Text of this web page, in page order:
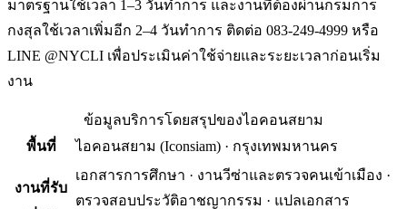
มาตรฐานใช้เวลา 1–3 วันทำการ และงานที่ต้องผ่านกรมการ
กงสุลใช้เวลาเพิ่มอีก 2–4 วันทำการ ติดต่อ 083-249-4999 หรือ
LINE @NYCLI เพื่อประเมินค่าใช้จ่ายและระยะเวลาก่อนเริ่ม
งาน
ข้อมูลบริการโดยสรุปของไอคอนสยาม
พื้นที่
ไอคอนสยาม (Iconsiam) · กรุงเทพมหานคร
งานที่รับ
เอกสารการศึกษา · งานวีซ่าและตรวจคนเข้าเมือง ·
ตรวจสอบประวัติอาชญากรรม · แปลเอกสาร